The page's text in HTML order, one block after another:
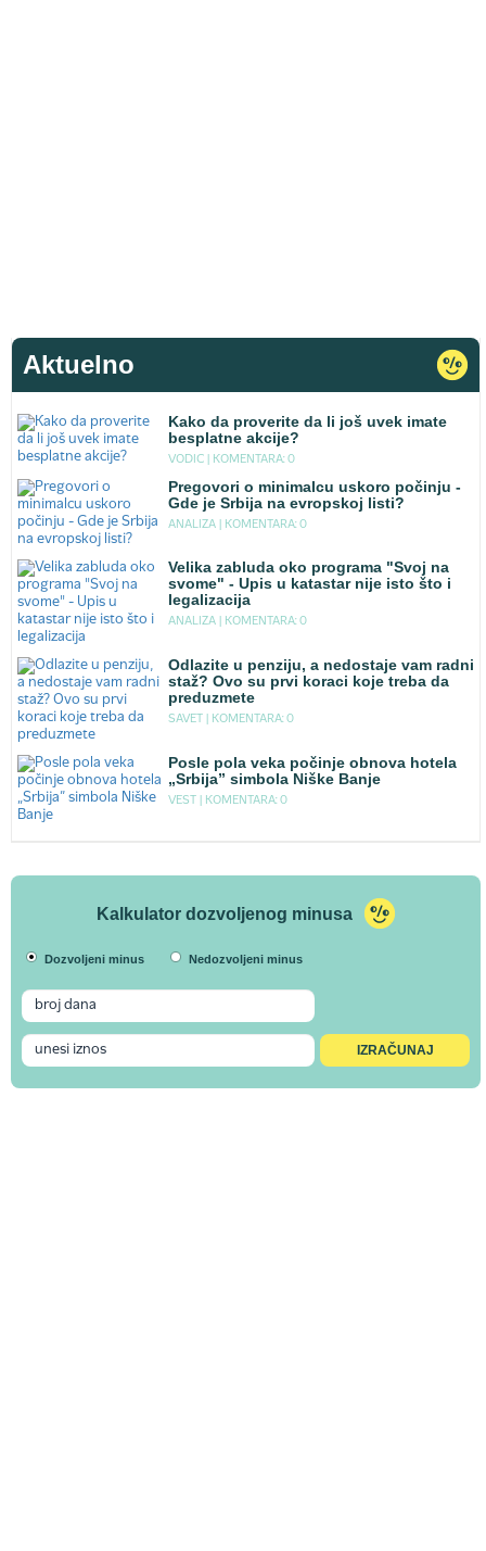
Aktuelno
Kako da proverite da li još uvek imate
besplatne akcije?
VODIC | KOMENTARA: 0
Pregovori o minimalcu uskoro počinju -
Gde je Srbija na evropskoj listi?
ANALIZA | KOMENTARA: 0
Velika zabluda oko programa "Svoj na
svome" - Upis u katastar nije isto što i
legalizacija
ANALIZA | KOMENTARA: 0
Odlazite u penziju, a nedostaje vam radni
staž? Ovo su prvi koraci koje treba da
preduzmete
SAVET | KOMENTARA: 0
Posle pola veka počinje obnova hotela
„Srbija” simbola Niške Banje
VEST | KOMENTARA: 0
Kalkulator dozvoljenog minusa
Dozvoljeni minus Nedozvoljeni minus